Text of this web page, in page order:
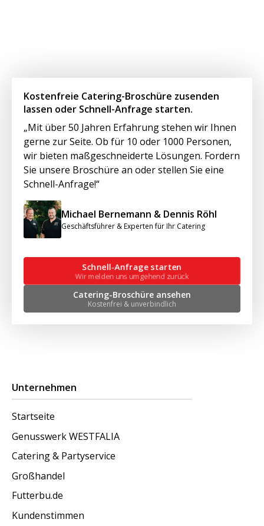
Kostenfreie Catering-Broschüre zusenden
lassen oder Schnell-Anfrage starten.
„Mit über 50 Jahren Erfahrung stehen wir Ihnen
gerne zur Seite. Ob für 10 oder 1000 Personen,
wir bieten maßgeschneiderte Lösungen. Fordern
Sie unsere Broschüre an oder stellen Sie eine
Schnell-Anfrage!“
Michael Bernemann & Dennis Röhl
Geschäftsführer & Experten für Ihr Catering
Schnell-Anfrage starten
Wir melden uns umgehend zurück
Catering-Broschüre ansehen
Kostenfrei & unverbindlich
Unternehmen
Startseite
Genusswerk WESTFALIA
Catering & Partyservice
Großhandel
Futterbu.de
Kundenstimmen